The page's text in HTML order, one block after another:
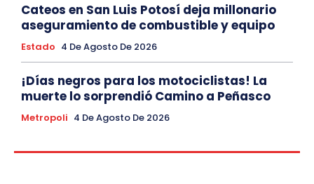
Cateos en San Luis Potosí deja millonario
aseguramiento de combustible y equipo
Estado 4 De Agosto De 2026
¡Días negros para los motociclistas! La
muerte lo sorprendió Camino a Peñasco
Metropoli 4 De Agosto De 2026